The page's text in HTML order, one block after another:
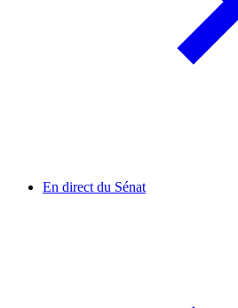
En direct du Sénat